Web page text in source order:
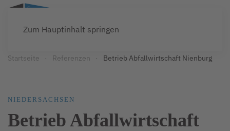
Zum Hauptinhalt springen
Startseite Referenzen Betrieb Abfallwirtschaft Nienburg
NIEDERSACHSEN
Betrieb Abfallwirtschaft